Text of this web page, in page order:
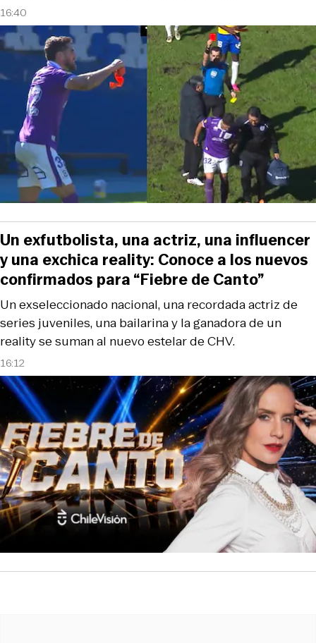
16:40
16:12
Un exseleccionado nacional, una recordada actriz de
series juveniles, una bailarina y la ganadora de un
reality se suman al nuevo estelar de CHV.
Un exfutbolista, una actriz, una influencer
y una exchica reality: Conoce a los nuevos
confirmados para “Fiebre de Canto”